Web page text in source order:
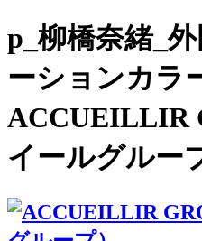
p_柳橋奈緒_
ーションカラ
ACCUEILLIR
イールグルー